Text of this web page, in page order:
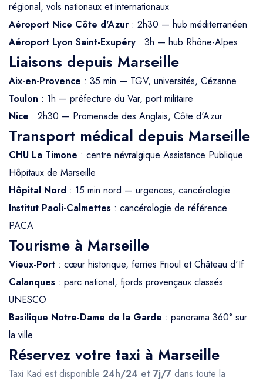
régional, vols nationaux et internationaux
Aéroport Nice Côte d'Azur : 2h30 — hub méditerranéen
Aéroport Lyon Saint-Exupéry : 3h — hub Rhône-Alpes
Liaisons depuis Marseille
Aix-en-Provence : 35 min — TGV, universités, Cézanne
Toulon : 1h — préfecture du Var, port militaire
Nice : 2h30 — Promenade des Anglais, Côte d'Azur
Transport médical depuis Marseille
CHU La Timone : centre névralgique Assistance Publique
Hôpitaux de Marseille
Hôpital Nord : 15 min nord — urgences, cancérologie
Institut Paoli-Calmettes : cancérologie de référence
PACA
Tourisme à Marseille
Vieux-Port : cœur historique, ferries Frioul et Château d'If
Calanques : parc national, fjords provençaux classés
UNESCO
Basilique Notre-Dame de la Garde : panorama 360° sur
la ville
Réservez votre taxi à Marseille
Taxi Kad est disponible 24h/24 et 7j/7 dans toute la